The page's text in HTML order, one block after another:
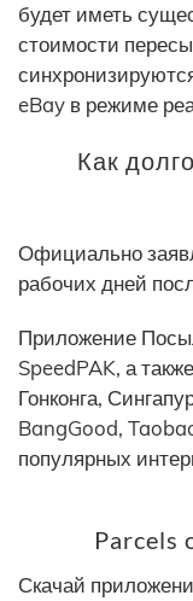
будет иметь
стоимости
eBay в режиме
Как
Официально
рабочих дней
Приложение
SpeedPAK, а
Гонконга,
BangGood,
популярных
Parcels
Скачай